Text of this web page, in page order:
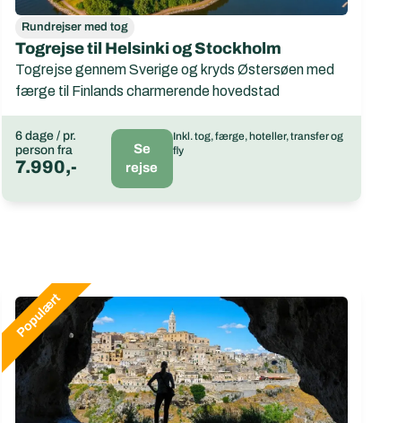
Rundrejser med tog
Togrejse til Helsinki og Stockholm
Togrejse gennem Sverige og kryds Østersøen med
færge til Finlands charmerende hovedstad
6 dage / pr.
person fra
7.990,-
Se
rejse
Inkl. tog, færge, hoteller, transfer og
fly